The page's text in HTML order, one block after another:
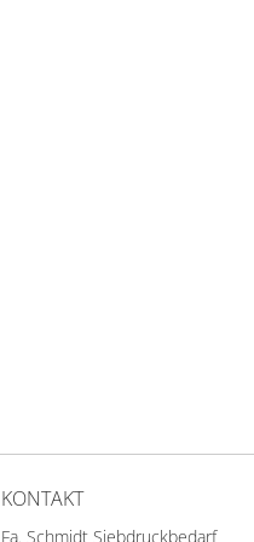
KONTAKT
Fa. Schmidt Siebdruckbedarf